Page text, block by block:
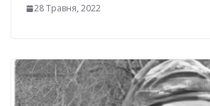
28 Травня, 2022